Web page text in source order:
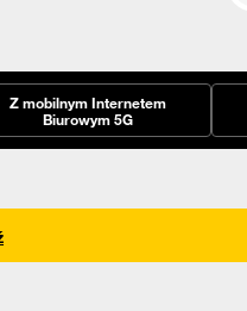
Z mobilnym Internetem
Biurowym 5G